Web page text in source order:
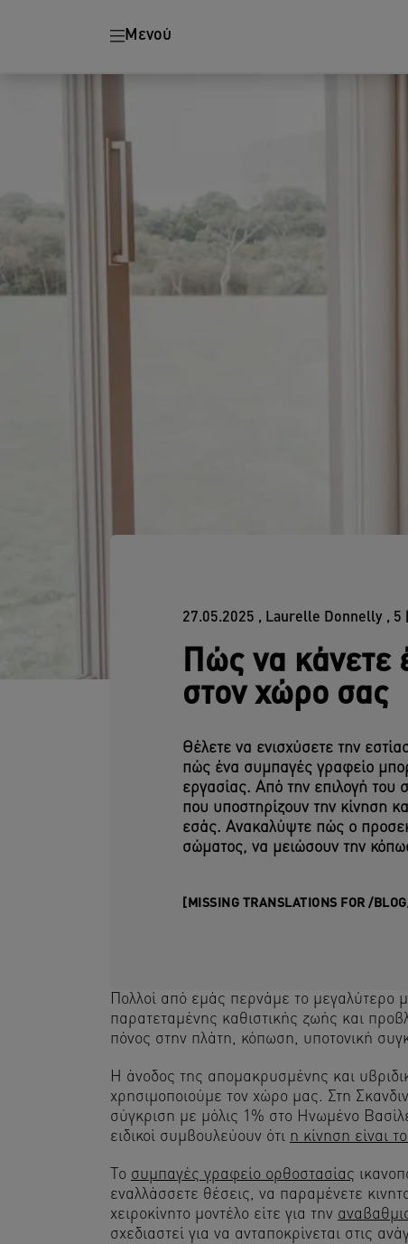
Μενού
27.05.2025 , Laurelle Donnelly , 5
Πώς να κάνετε
στον χώρο σας
Θέλετε να ενισχύσετε την
πώς ένα συμπαγές γραφείο
εργασίας. Από την επιλογή
που υποστηρίζουν την κίνηση
εσάς. Ανακαλύψτε πώς ο
σώματος, να μειώσουν την
[MISSING TRANSLATIONS FOR /
Πολλοί από εμάς περνάμε το μεγαλύτερο
παρατεταμένης καθιστικής ζωής και
πόνος στην πλάτη, κόπωση, υποτονική
Η άνοδος της απομακρυσμένης και
χρησιμοποιούμε τον χώρο μας. Στη
σύγκριση με μόλις 1% στο Ηνωμένο
ειδικοί συμβουλεύουν ότι η κίνηση είναι
Το συμπαγές γραφείο ορθοστασίας
εναλλάσσετε θέσεις, να παραμένετε
χειροκίνητο μοντέλο είτε για την
σχεδιαστεί για να ανταποκρίνεται στις